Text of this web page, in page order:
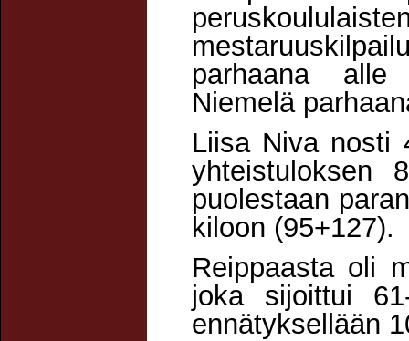
parhaana alle
Niemelä
Liisa Niva nosti
yhteistuloksen
puolestaan
kiloon (95+127).
Reippaasta oli
joka sijoittui
ennätyksellään